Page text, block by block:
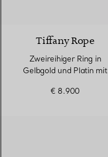
Tiffany Rope
Zweireihiger Ring in
Gelbgold und Platin mit
€ 8.900